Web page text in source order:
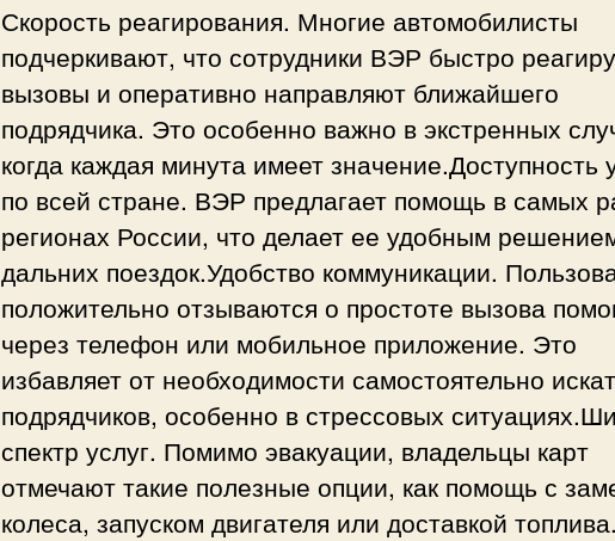
Скорость реагирования. Многие автомобилисты
подчеркивают, что сотрудники ВЭР быстро
вызовы и оперативно направляют ближайшего
подрядчика. Это особенно важно в экстренных
когда каждая минута имеет значение.Доступность
по всей стране. ВЭР предлагает помощь в самых
регионах России, что делает ее удобным
дальних поездок.Удобство коммуникации.
положительно отзываются о простоте вызова
через телефон или мобильное приложение. Это
избавляет от необходимости самостоятельно
подрядчиков, особенно в стрессовых
спектр услуг. Помимо эвакуации, владельцы карт
отмечают такие полезные опции, как помощь с
колеса, запуском двигателя или доставкой топлива.